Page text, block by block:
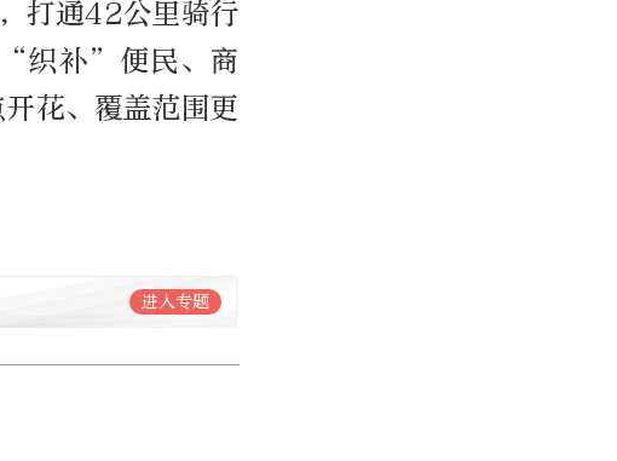
打通42公里骑行
“织补”便民、商
花、覆盖范围更
进入专题